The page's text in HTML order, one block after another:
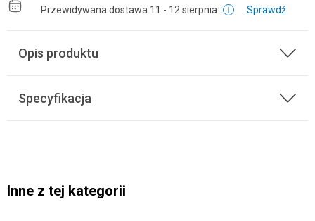
Przewidywana dostawa 11 - 12 sierpnia Sprawdź
Opis produktu
Specyfikacja
Inne z tej kategorii